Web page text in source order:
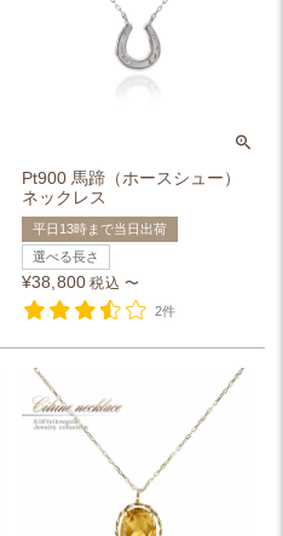
Pt900 馬蹄（ホースシュー）
ネックレス
平日13時まで当日出荷
選べる長さ
¥38,800 税込 〜
2件